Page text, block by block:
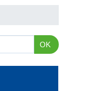
OK